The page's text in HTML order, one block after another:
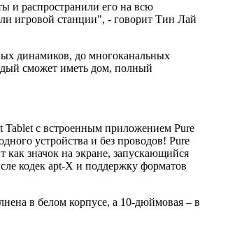
и распространили его на всю
игровой станции", - говорит Тин Лай
динамиков, до многоканальных
сможет иметь дом, полный
с встроенным приложением Pure
устройства и без проводов! Pure
значок на экране, запускающийся
кодек apt-X и поддержку форматов
в белом корпусе, а 10-дюймовая – в